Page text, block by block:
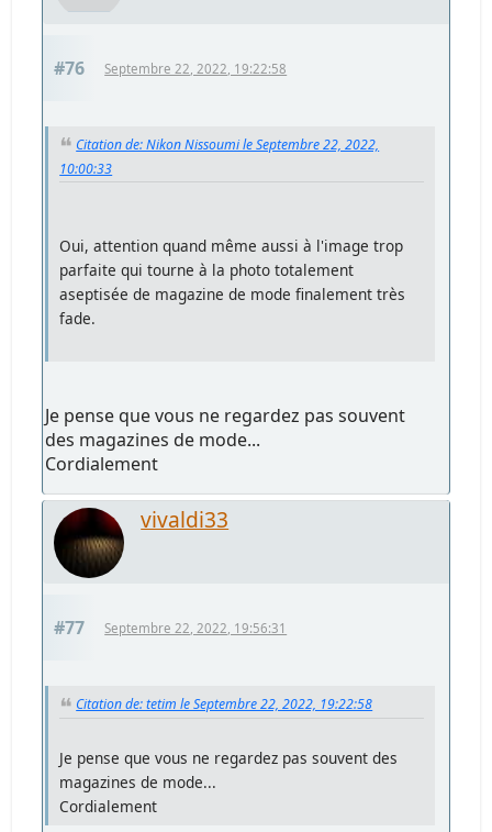
#76 Septembre 22, 2022, 19:22:58
Citation de: Nikon Nissoumi le Septembre 22, 2022,
10:00:33
Oui, attention quand même aussi à l'image trop
parfaite qui tourne à la photo totalement
aseptisée de magazine de mode finalement très
fade.
Je pense que vous ne regardez pas souvent
des magazines de mode...
Cordialement
vivaldi33
#77 Septembre 22, 2022, 19:56:31
Citation de: tetim le Septembre 22, 2022, 19:22:58
Je pense que vous ne regardez pas souvent des
magazines de mode...
Cordialement